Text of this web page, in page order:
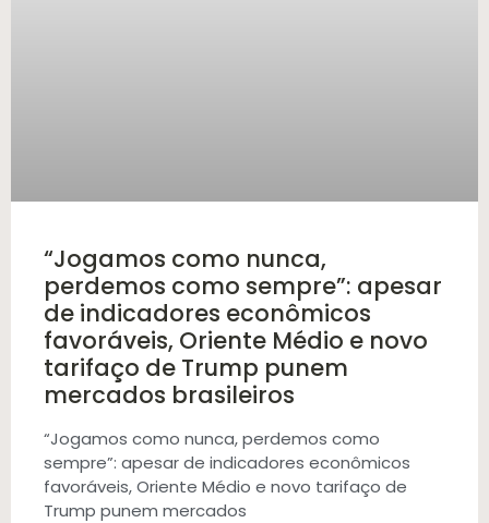
“Jogamos como nunca,
perdemos como sempre”: apesar
de indicadores econômicos
favoráveis, Oriente Médio e novo
tarifaço de Trump punem
mercados brasileiros
“Jogamos como nunca, perdemos como
sempre”: apesar de indicadores econômicos
favoráveis, Oriente Médio e novo tarifaço de
Trump punem mercados